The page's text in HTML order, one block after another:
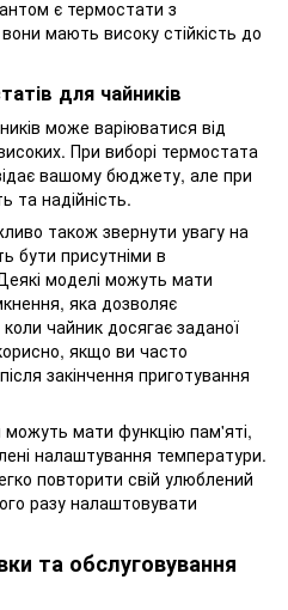
є термостати з
мають високу стійкість до
для чайників
може варіюватися від
При виборі термостата
вашому бюджету, але при
та надійність.
також звернути увагу на
бути присутніми в
моделі можуть мати
яка дозволяє
чайник досягає заданої
якщо ви часто
закінчення приготування
можуть мати функцію пам'яті,
налаштування температури.
повторити свій улюблений
разу налаштовувати
та обслуговування